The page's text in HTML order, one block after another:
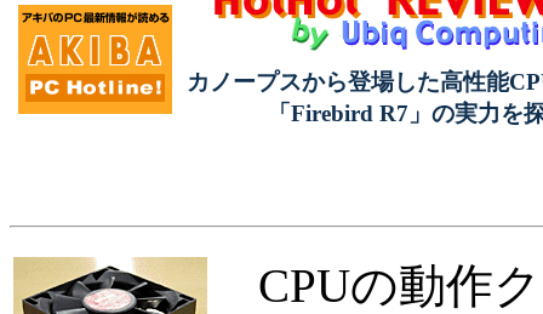
カノープスから登場した高性能
「Firebird R7」の実力を
CPUの動作